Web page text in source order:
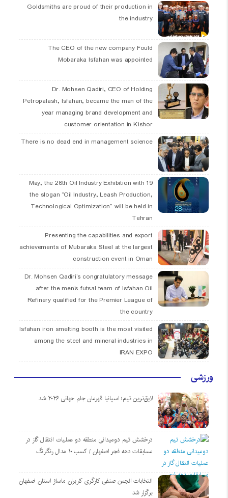
Goldsmiths are proud of their production in
the industry
The CEO of the new company Fould
Mobaraka Isfahan was appointed
Dr. Mohsen Qadiri, CEO of Holding
Petropalash, Isfahan, became the man of the
year managing brand development and
customer orientation in Kishor
There is no dead end in management science
19 May, the 28th Oil Industry Exhibition with
the slogan “Oil Industry, Leash Production,
Technological Optimization” will be held in
Tehran
Presenting the capabilities and export
achievements of Mubaraka Steel at the largest
construction event in Oman
Dr. Mohsen Qadiri’s congratulatory message
after the men’s futsal team of Isfahan Oil
Refinery qualified for the Premier League of
the country
Isfahan iron smelting booth is the most visited
among the steel and mineral industries in
IRAN EXPO
ورزشی
لایق‌ترین تیم؛ اسپانیا قهرمان جام جهانی ۲۰۲۶ شد
درخشش تیم دومیدانی منطقه دو عملیات انتقال گاز در
مسابقات دهه فجر اصفهان / کسب ۱۰ مدال رنگارنگ
انتخابات انجمن صنفی کارگری کاربران ماساژ استان اصفهان
برگزار شد